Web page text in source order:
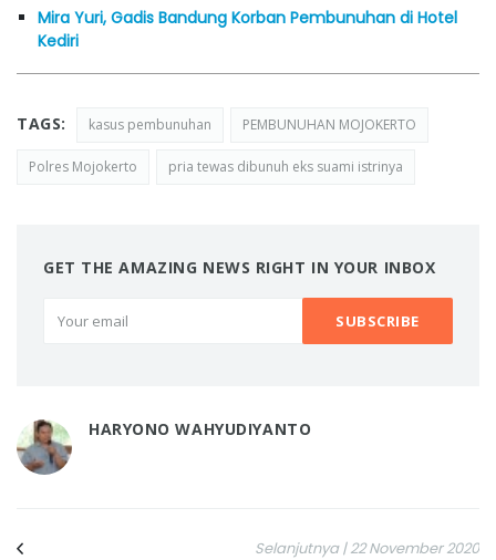
Mira Yuri, Gadis Bandung Korban Pembunuhan di Hotel
Kediri
TAGS: kasus pembunuhan PEMBUNUHAN MOJOKERTO
Polres Mojokerto pria tewas dibunuh eks suami istrinya
GET THE AMAZING NEWS RIGHT IN YOUR INBOX
HARYONO WAHYUDIYANTO
Selanjutnya | 22 November 2020